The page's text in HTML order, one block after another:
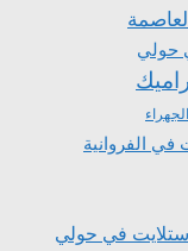
حولي
في الفروانية
في حولي